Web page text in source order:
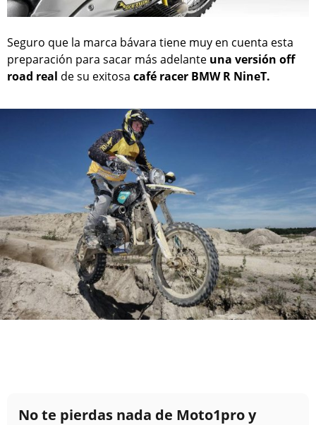
Seguro que la marca bávara tiene muy en cuenta esta
preparación para sacar más adelante una versión off
road real de su exitosa café racer BMW R NineT.
No te pierdas nada de Moto1pro y